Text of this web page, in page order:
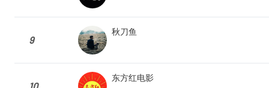
9
秋刀鱼
东方红电影